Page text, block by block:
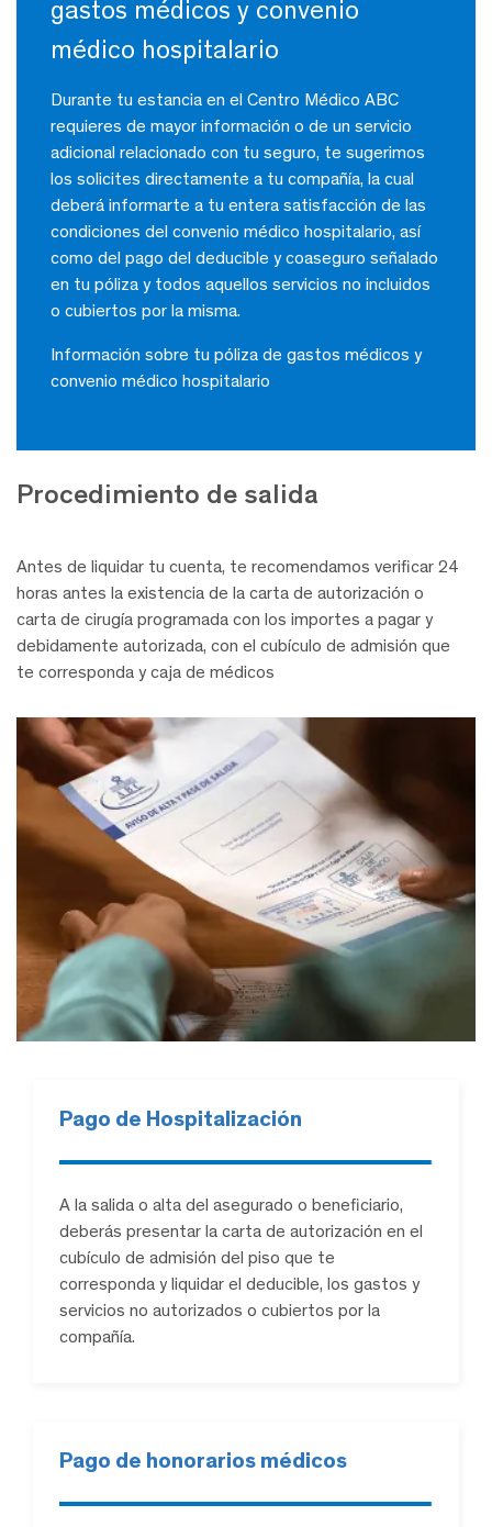
gastos médicos y convenio
médico hospitalario
Durante tu estancia en el Centro Médico ABC
requieres de mayor información o de un servicio
adicional relacionado con tu seguro, te sugerimos
los solicites directamente a tu compañía, la cual
deberá informarte a tu entera satisfacción de las
condiciones del convenio médico hospitalario, así
como del pago del deducible y coaseguro señalado
en tu póliza y todos aquellos servicios no incluidos
o cubiertos por la misma.
Información sobre tu póliza de gastos médicos y
convenio médico hospitalario
Procedimiento de salida
Antes de liquidar tu cuenta, te recomendamos verificar 24
horas antes la existencia de la carta de autorización o
carta de cirugía programada con los importes a pagar y
debidamente autorizada, con el cubículo de admisión que
te corresponda y caja de médicos
Pago de Hospitalización
A la salida o alta del asegurado o beneficiario,
deberás presentar la carta de autorización en el
cubículo de admisión del piso que te
corresponda y liquidar el deducible, los gastos y
servicios no autorizados o cubiertos por la
compañía.
Pago de honorarios médicos